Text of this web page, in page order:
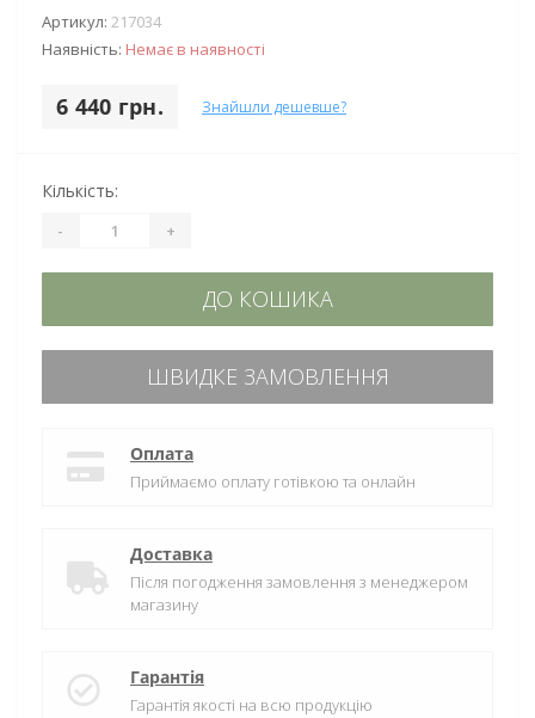
Артикул: 217034
Наявність: Немає в наявності
6 440 грн. Знайшли дешевше?
Кількість:
- +
ДО КОШИКА
ШВИДКЕ ЗАМОВЛЕННЯ
Оплата
Приймаємо оплату готівкою та онлайн
Доставка
Після погодження замовлення з менеджером
магазину
Гарантія
Гарантія якості на всю продукцію